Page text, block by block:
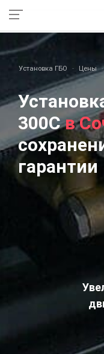
Установка ГБО Цены
300Cв
гарантии